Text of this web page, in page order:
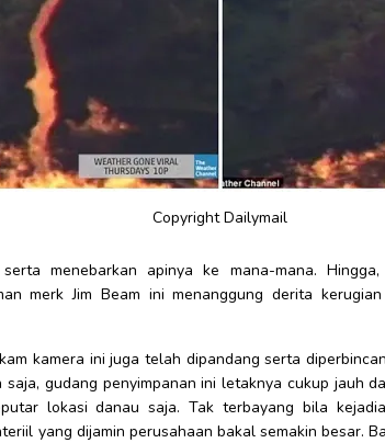
Copyright Dailymail
menebarkan apinya ke mana-mana.
merk Jim Beam ini menanggung derita
kamera ini juga telah dipandang serta
gudang penyimpanan ini letaknya cukup jauh
lokasi danau saja. Tak terbayang bila
yang dijamin perusahaan bakal semakin besar.